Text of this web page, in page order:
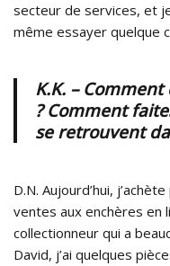
secteur de services, et
même essayer quelque
K.K. –
? Comment
se retrouvent
D.N. Aujourd’hui,
ventes aux enchères en
collectionneur qui a
David, j’ai quelques